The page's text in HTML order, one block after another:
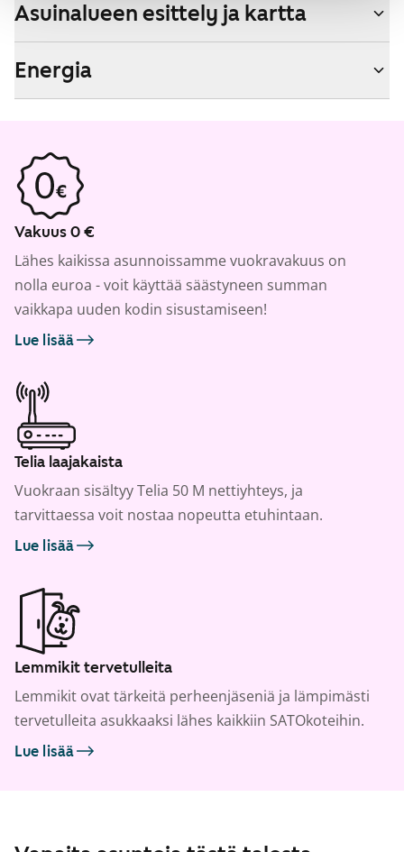
Asuinalueen esittely ja kartta
Energia
Vakuus 0 €
Lähes kaikissa asunnoissamme vuokravakuus on
nolla euroa - voit käyttää säästyneen summan
vaikkapa uuden kodin sisustamiseen!
Lue lisää
Telia laajakaista
Vuokraan sisältyy Telia 50 M nettiyhteys, ja
tarvittaessa voit nostaa nopeutta etuhintaan.
Lue lisää
Lemmikit tervetulleita
Lemmikit ovat tärkeitä perheenjäseniä ja lämpimästi
tervetulleita asukkaaksi lähes kaikkiin SATOkoteihin.
Lue lisää